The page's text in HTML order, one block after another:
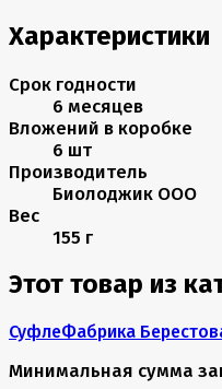
Характеристики
Срок годности
6 месяцев
Вложений в коробке
6 шт
Производитель
Биолоджик ООО
Вес
155 г
Этот товар из
СуфлеФабрика
Минимальная сумма